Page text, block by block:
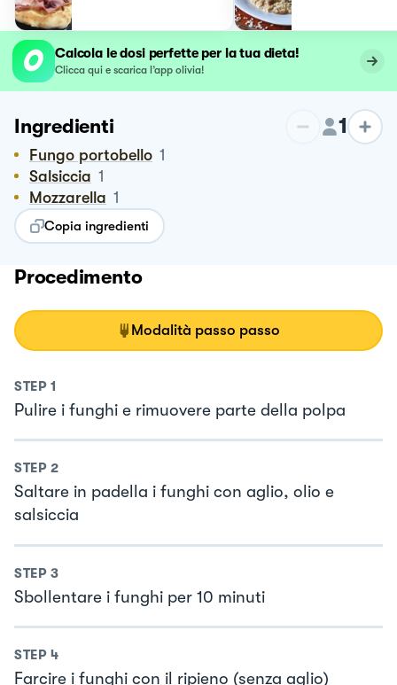
Calcola le dosi perfette per la tua dieta!
Clicca qui e scarica l’app olivia!
Ingredienti 1
Fungo portobello 1
Salsiccia 1
Mozzarella 1
Copia ingredienti
Procedimento
Modalità passo passo
STEP 1
Pulire i funghi e rimuovere parte della polpa
STEP 2
Saltare in padella i funghi con aglio, olio e
salsiccia
STEP 3
Sbollentare i funghi per 10 minuti
STEP 4
Farcire i funghi con il ripieno (senza aglio)